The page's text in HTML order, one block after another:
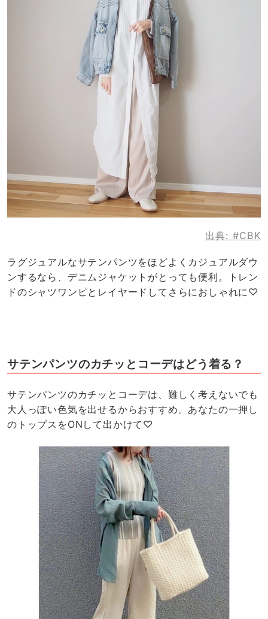
出典: #CBK
ラグジュアルなサテンパンツをほどよくカジュアルダウ
ンするなら、デニムジャケットがとっても便利。トレン
ドのシャツワンピとレイヤードしてさらにおしゃれに♡
サテンパンツのカチッとコーデはどう着る？
サテンパンツのカチッとコーデは、難しく考えないでも
大人っぽい色気を出せるからおすすめ。あなたの一押し
のトップスをONして出かけて♡